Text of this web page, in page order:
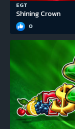
EGT
Shining Crown
0